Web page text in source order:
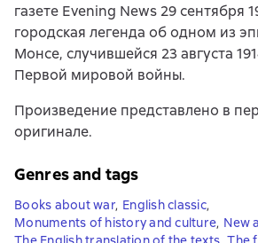
газете Evening News 29 сентября
городская легенда об одном из
Монсе, случившейся 23 августа
Первой мировой войны.
Произведение представлено в
оригинале.
Genres and tags
Books about war, English classic,
Monuments of history and culture, New